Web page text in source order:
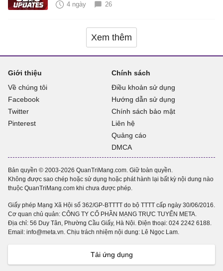
4 ngày 26
Xem thêm
Giới thiệu
Về chúng tôi
Facebook
Twitter
Pinterest
Chính sách
Điều khoản sử dụng
Hướng dẫn sử dụng
Chính sách bảo mật
Liên hệ
Quảng cáo
DMCA
Bản quyền © 2003-2026 QuanTriMang.com. Giữ toàn quyền.
Không được sao chép hoặc sử dụng hoặc phát hành lại bất kỳ nội dung nào
thuộc QuanTriMang.com khi chưa được phép.
Giấy phép Mạng Xã Hội số 362/GP-BTTTT do bộ TTTT cấp ngày 30/06/2016.
Cơ quan chủ quản: CÔNG TY CỔ PHẦN MẠNG TRỰC TUYẾN META.
Địa chỉ: 56 Duy Tân, Phường Cầu Giấy, Hà Nội. Điện thoại: 024 2242 6188.
Email: info@meta.vn. Chịu trách nhiệm nội dung: Lê Ngọc Lam.
Tải ứng dụng